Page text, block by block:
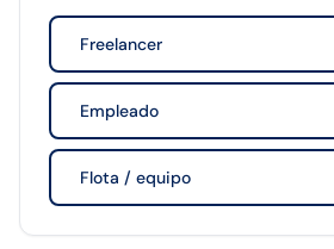
Freelancer
Empleado
Flota / equipo